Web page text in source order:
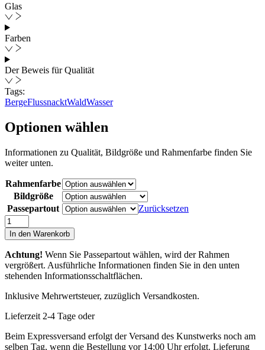
Glas
Farben
Der Beweis für Qualität
Tags:
BergeFlussnacktWaldWasser
Optionen wählen
Informationen zu Qualität, Bildgröße und Rahmenfarbe finden Sie
weiter unten.
Rahmenfarbe
Bildgröße
Passepartout
Zurücksetzen
Naked
Man
Menge
In den Warenkorb
Achtung! Wenn Sie Passepartout wählen, wird der Rahmen
vergrößert. Ausführliche Informationen finden Sie in den unten
stehenden Informationsschaltflächen.
Inklusive Mehrwertsteuer, zuzüglich Versandkosten.
Lieferzeit 2-4 Tage oder
Beim Expressversand erfolgt der Versand des Kunstwerks noch am
selben Tag, wenn die Bestellung vor 14:00 Uhr erfolgt. Lieferung